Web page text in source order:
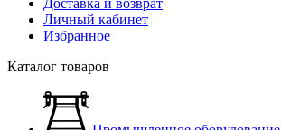
Доставка и возврат
Личный кабинет
Избранное
Каталог товаров